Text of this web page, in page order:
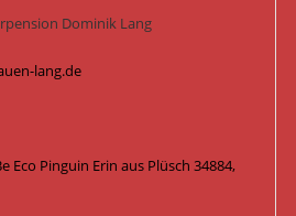
Dominik Lang
lang.de
Eco Pinguin Erin aus Plüsch 34884,